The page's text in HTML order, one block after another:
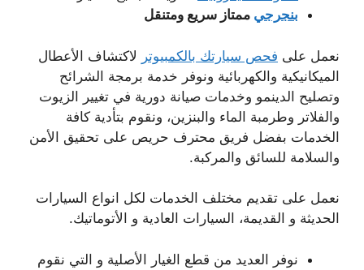
بنجرجي ممتاز سريع ومتنقل
نعمل على فحص سيارتك بالكمبيوتر لاكتشاف الأعطال
الميكانيكية والكهربائية ونوفر خدمة برمجة الشرائح
وتصليح الدينمو وخدمات صيانة دورية في تغيير الزيوت
والفلاتر وطرمبة الماء والبنزين، ونقوم بتأدية كافة
الخدمات بفضل فريق محترف حريص على تحقيق الأمن
والسلامة للسائق والمركبة.
نعمل على تقديم مختلف الخدمات لكل انواع السيارات
الحديثة و القديمة، السيارات العادية و الأتوماتيك.
نوفر العديد من قطع الغيار الأصلية و التي نقوم